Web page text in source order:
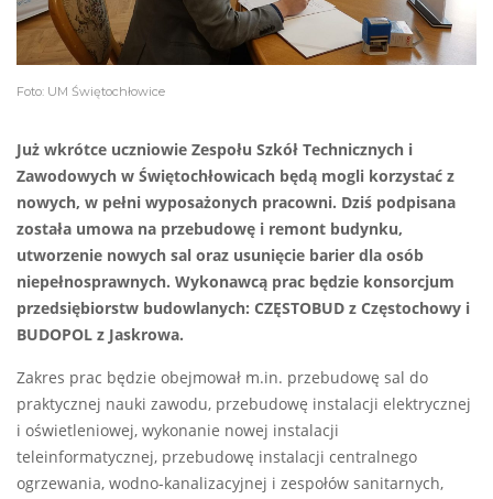
Foto: UM Świętochłowice
Już wkrótce uczniowie Zespołu Szkół Technicznych i
Zawodowych w Świętochłowicach będą mogli korzystać z
nowych, w pełni wyposażonych pracowni. Dziś podpisana
została umowa na przebudowę i remont budynku,
utworzenie nowych sal oraz usunięcie barier dla osób
niepełnosprawnych. Wykonawcą prac będzie konsorcjum
przedsiębiorstw budowlanych: CZĘSTOBUD z Częstochowy i
BUDOPOL z Jaskrowa.
Zakres prac będzie obejmował m.in. przebudowę sal do
praktycznej nauki zawodu, przebudowę instalacji elektrycznej
i oświetleniowej, wykonanie nowej instalacji
teleinformatycznej, przebudowę instalacji centralnego
ogrzewania, wodno-kanalizacyjnej i zespołów sanitarnych,